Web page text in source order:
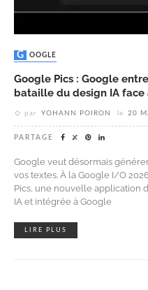
GOOGLE
Google Pics : Google
bataille du design IA face
par YOHANN POIRON le 20
PARTAGE
Google veut désormais
vos textes. À la Google I/O
Pics, une nouvelle application
IA et intégrée à Google
LIRE PLUS